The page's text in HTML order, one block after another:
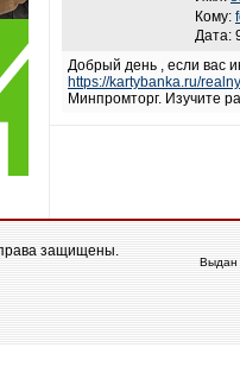
Кому:
Дата:
Добрый день , если вас
https://kartybanka.ru/
Минпромторг. Изучите
защищены.
Выдан